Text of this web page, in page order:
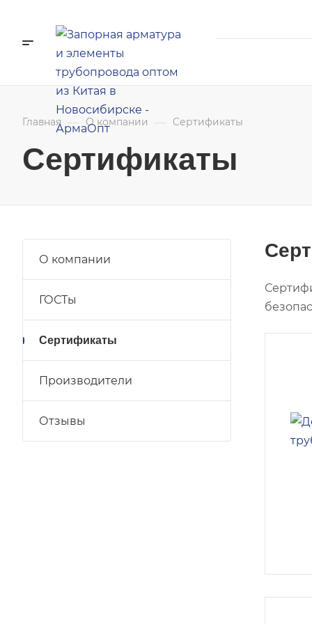
Главная — О компании — Cертификаты
Сертификаты
О компании
ГОСТы
Сертификаты
Производители
Отзывы